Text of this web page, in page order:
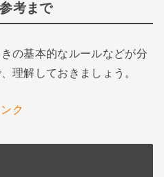
考まで
の基本的なルールなどが分
理解しておきましょう。
ク